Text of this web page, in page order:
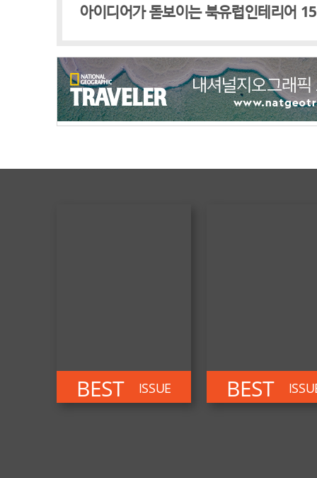
아이디어가 돋보이는 북유럽인테리어
BEST ISSUE BEST